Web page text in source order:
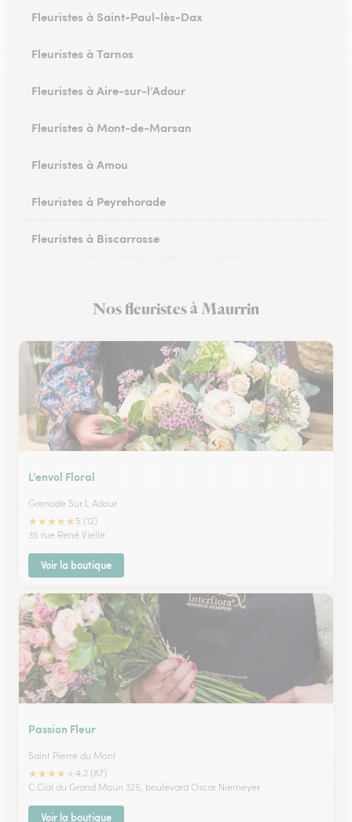
Fleuristes à Saint-Paul-lès-Dax
Fleuristes à Tarnos
Fleuristes à Aire-sur-l’Adour
Fleuristes à Mont-de-Marsan
Fleuristes à Amou
Fleuristes à Peyrehorade
Fleuristes à Biscarrosse
Fleuristes à MugronNos fleuristes à Maurrin
L’envol Floral
Grenade Sur L Adour
★★★★★ 5 (12)
35 rue René Vielle
Voir la boutique
Passion Fleur
Saint Pierre du Mont
★★★★
4.2 (87)
C.Cial du Grand Moun 325, boulevard Oscar Niemeyer
Voir la boutique